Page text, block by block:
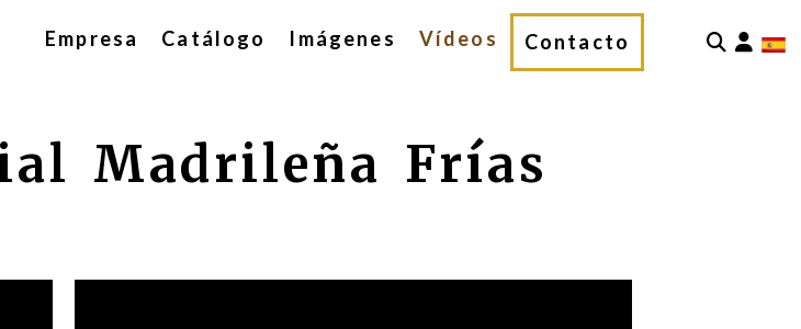
Empresa Catálogo Imágenes Vídeos Contacto
Madrileña Frías